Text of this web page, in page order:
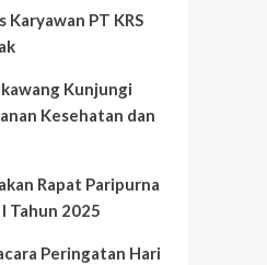
PT KRS
Kunjungi
Kesehatan dan
Rapat Paripurna
Tahun 2025
Peringatan Hari